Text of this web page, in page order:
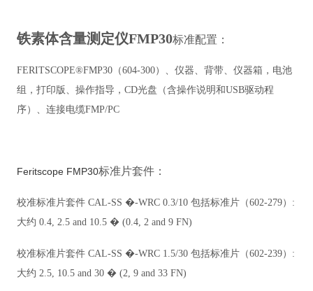
铁素体含量测定仪FMP30标准配置：
FERITSCOPE®FMP30（604-300）、仪器、背带、仪器箱，电池
组，打印版、操作指导， CD光盘（含操作说明和USB驱动程
序）、连接电缆FMP/PC
Feritscope FMP30标准片套件：
校准标准片套件 CAL-SS �-WRC 0.3/10 包括标准片（602-279） :
大约 0.4, 2.5 and 10.5 � (0.4, 2 and 9 FN)
校准标准片套件 CAL-SS �-WRC 1.5/30 包括标准片（602-239） :
大约 2.5, 10.5 and 30 � (2, 9 and 33 FN)